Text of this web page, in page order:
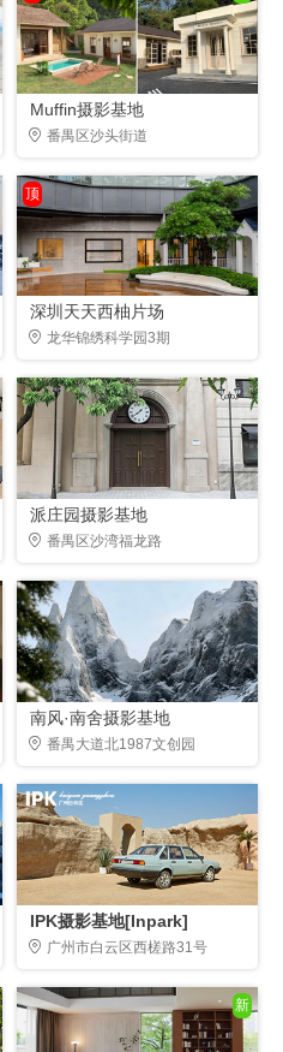
Muffin摄影基地
番禺区沙头街道
顶
深圳天天西柚片场
龙华锦绣科学园3期
派庄园摄影基地
番禺区沙湾福龙路
南风·南舍摄影基地
番禺大道北1987文创园
IPK摄影基地[Inpark]
广州市白云区西槎路31号
新